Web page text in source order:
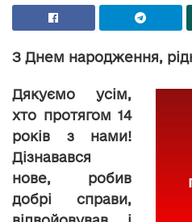
З Днем народження,
Дякуємо усім,
хто протягом 14
років з нами!
Дізнавався
нове, робив
добрі справи,